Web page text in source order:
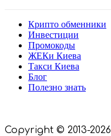
Крипто обменники
Инвестиции
Промокоды
ЖЕКи Киева
Такси Киева
Блог
Полезно знать
Copyright © 2013-2026